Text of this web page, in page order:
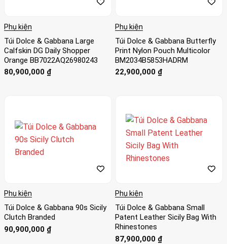
Phụ kiện
Túi Dolce & Gabbana Large
Calfskin DG Daily Shopper
Orange BB7022AQ26980243
80,900,000 ₫
Phụ kiện
Túi Dolce & Gabbana Butterfly
Print Nylon Pouch Multicolor
BM2034B5853HADRM
22,900,000 ₫
Phụ kiện
Túi Dolce & Gabbana 90s Sicily
Clutch Branded
90,900,000 ₫
Phụ kiện
Túi Dolce & Gabbana Small
Patent Leather Sicily Bag With
Rhinestones
87,900,000 ₫